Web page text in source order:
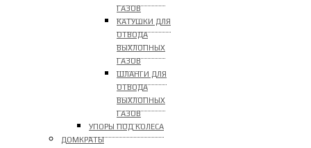
ГАЗОВ
КАТУШКИ ДЛЯ
ОТВОДА
ВЫХЛОПНЫХ
ГАЗОВ
ШЛАНГИ ДЛЯ
ОТВОДА
ВЫХЛОПНЫХ
ГАЗОВ
УПОРЫ ПОД КОЛЕСА
ДОМКРАТЫ